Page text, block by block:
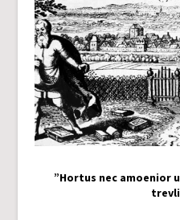
”Hortus nec amoenior